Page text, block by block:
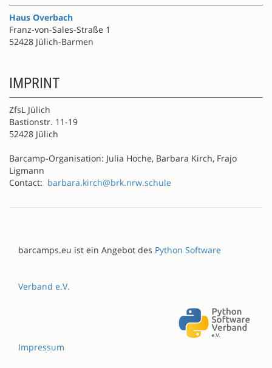
Haus Overbach
Franz-von-Sales-Straße 1
52428 Jülich-Barmen
IMPRINT
ZfsL Jülich
Bastionstr. 11-19
52428 Jülich
Barcamp-Organisation: Julia Hoche, Barbara Kirch, Frajo
Ligmann
Contact: barbara.kirch@brk.nrw.schule
barcamps.eu ist ein Angebot des Python Software
Verband e.V.
Impressum